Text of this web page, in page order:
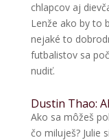
chlapcov aj
Lenže ako by to
nejaké to
futbalistov sa
nudiť.
Dustin Thao:
Ako sa môžeš
čo miluješ? Julie